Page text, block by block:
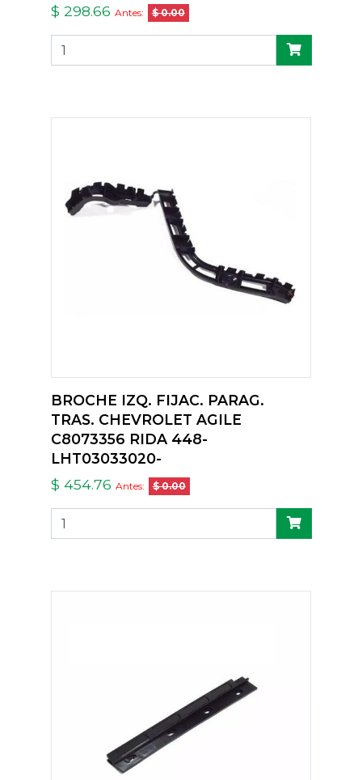
$ 298.66 Antes: $ 0.00
BROCHE IZQ. FIJAC. PARAG.
TRAS. CHEVROLET AGILE
C8073356 RIDA 448-
LHT03033020-
$ 454.76 Antes: $ 0.00